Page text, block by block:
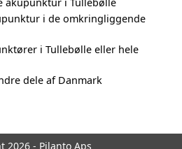
i de omkringliggende
i Tullebølle eller hele
dele af Danmark
2026 - Pilanto Aps